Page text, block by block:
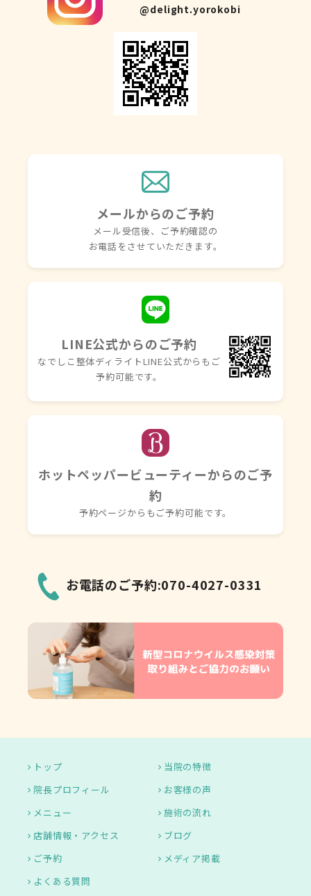
@delight.yorokobi
メールからのご予約
メール受信後、ご予約確認の
お電話をさせていただきます。
LINE公式からのご予約
なでしこ整体ディライトLINE公式からもご
予約可能です。
ホットペッパービューティーからのご予
約
予約ページからもご予約可能です。
お電話のご予約:070-4027-0331
トップ
当院の特徴
院長プロフィール
お客様の声
メニュー
施術の流れ
店舗情報・アクセス
ブログ
ご予約
メディア掲載
よくある質問